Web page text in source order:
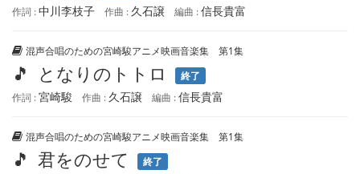
作詞 :中川李枝子 作曲 : 久石譲 編曲 :信長貴富
混声合唱のための宮崎駿アニメ映画音楽集 第1集
🎵 となりのトトロ 終了
作詞 :宮崎駿 作曲 : 久石譲 編曲 :信長貴富
混声合唱のための宮崎駿アニメ映画音楽集 第1集
🎵 君をのせて 終了